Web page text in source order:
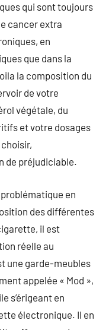
qui sont toujours
cancer extra
en
que dans la
la composition du
de votre
végétale, du
et votre dosages
de préjudiciable.
en
des différentes
il est
réelle au
une garde-meubles
appelée « Mod »,
s’érigeant en
électronique. Il en